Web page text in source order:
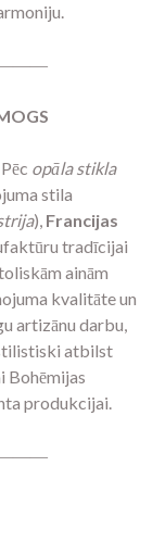
opāla stikla
stila
), Francijas
tradīcijai
ainām
kvalitāte un
artizānu darbu,
atbilst
Bohēmijas
produkcijai.